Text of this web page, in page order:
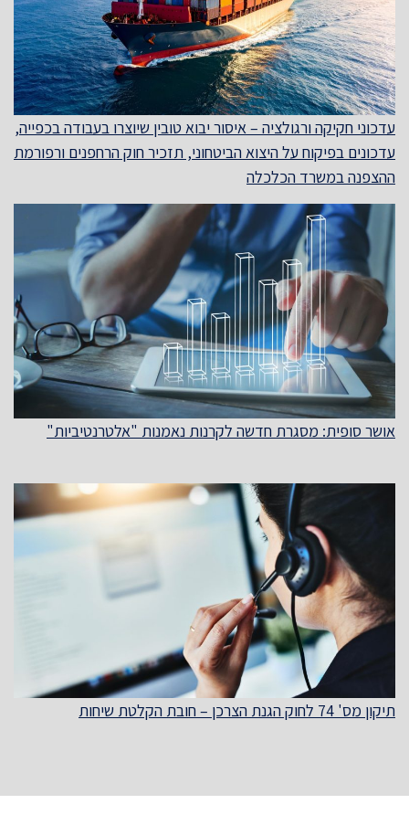
עדכוני חקיקה ורגולציה – איסור יבוא טובין שיוצרו בעבודה בכפייה,
עדכונים בפיקוח על היצוא הביטחוני, תזכיר חוק הרחפנים ורפורמת
ההצפנה במשרד הכלכלה
אושר סופית: מסגרת חדשה לקרנות נאמנות "אלטרנטיביות"
תיקון מס' 74 לחוק הגנת הצרכן – חובת הקלטת שיחות